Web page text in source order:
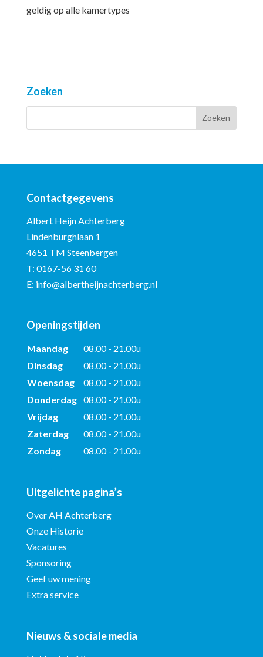
geldig op alle kamertypes
Zoeken
Contactgegevens
Albert Heijn Achterberg
Lindenburghlaan 1
4651 TM Steenbergen
T: 0167-56 31 60
E: info@albertheijnachterberg.nl
Openingstijden
Maandag
08.00 - 21.00u
Dinsdag
08.00 - 21.00u
Woensdag
08.00 - 21.00u
Donderdag 08.00 - 21.00u
Vrijdag
08.00 - 21.00u
Zaterdag
08.00 - 21.00u
Zondag
08.00 - 21.00u
Uitgelichte pagina’s
Over AH Achterberg
Onze Historie
Vacatures
Sponsoring
Geef uw mening
Extra service
Nieuws & sociale media